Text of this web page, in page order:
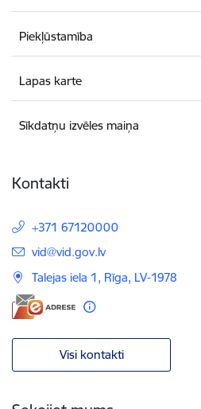
Piekļūstamība
Lapas karte
Sīkdatņu izvēles maiņa
Kontakti
+371 67120000
E-pasts:
vid@vid.gov.lv
Talejas iela 1, Rīga, LV-1978
Visi kontakti